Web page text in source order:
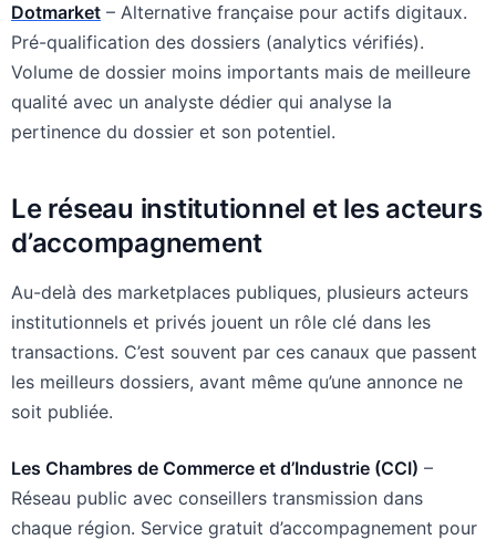
Dotmarket – Alternative française pour actifs digitaux.
Pré-qualification des dossiers (analytics vérifiés).
Volume de dossier moins importants mais de meilleure
qualité avec un analyste dédier qui analyse la
pertinence du dossier et son potentiel.
Le réseau institutionnel et les acteurs
d’accompagnement
Au-delà des marketplaces publiques, plusieurs acteurs
institutionnels et privés jouent un rôle clé dans les
transactions. C’est souvent par ces canaux que passent
les meilleurs dossiers, avant même qu’une annonce ne
soit publiée.
Les Chambres de Commerce et d’Industrie (CCI) –
Réseau public avec conseillers transmission dans
chaque région. Service gratuit d’accompagnement pour